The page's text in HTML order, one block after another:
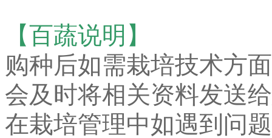
【百蔬说明】
购种后如需栽培技术方
会及时将相关资料发送
在栽培管理中如遇到问